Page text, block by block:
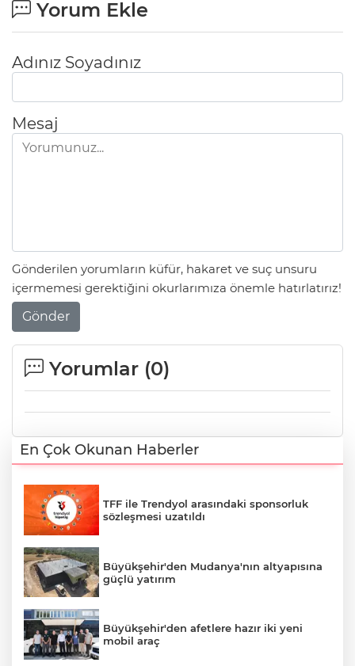
Yorum Ekle
Adınız Soyadınız
Mesaj
Gönderilen yorumların küfür, hakaret ve suç unsuru
içermemesi gerektiğini okurlarımıza önemle hatırlatırız!
Gönder
Yorumlar (0)
En Çok Okunan Haberler
TFF ile Trendyol arasındaki sponsorluk
sözleşmesi uzatıldı
Büyükşehir'den Mudanya'nın altyapısına
güçlü yatırım
Büyükşehir'den afetlere hazır iki yeni
mobil araç